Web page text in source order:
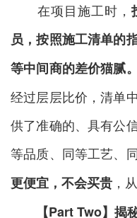
在项目施工时，
员 ，按照施工清单的
等中间商的差价猫腻。
经过层层比价，清单
供了准确的、具有公
等品质、同等工艺、
更便宜，不会买贵 ，
【Part Two】揭